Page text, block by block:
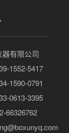
有限公司
1552-5417
1590-0791
0613-3395
66326762